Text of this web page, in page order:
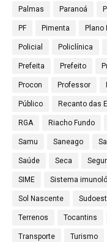
Palmas Paranoá
PF Pimenta Plano
Policial Policlínica
Prefeita Prefeito
Procon Professor
Público Recanto das
RGA Riacho Fundo
Samu Saneago
Saúde Seca
SIME Sistema
Sol Nascente
Terrenos Tocantins
Transporte Turismo